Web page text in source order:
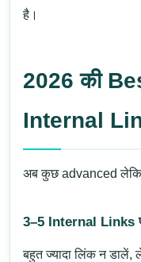
है।
2026 की
Internal
अब कुछ advanced
3–5 Internal Links
बहुत ज्यादा लिंक न डालें,